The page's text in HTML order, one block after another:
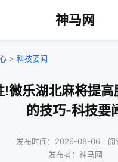
神马网
> 科技要闻
!微乐湖北麻将提高
的技巧-科技要
发布时间：2026-08-06｜阅
发布者：神马网